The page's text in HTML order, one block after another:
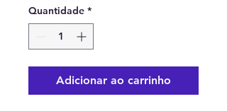
Quantidade *
Adicionar ao carrinho